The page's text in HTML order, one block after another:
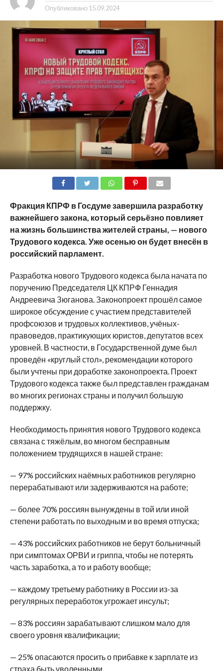
Опубликовано 15.09.2024
Фракция КПРФ в Госдуме завершила разработку
важнейшего закона, который серьёзно повлияет
на жизнь большинства жителей страны, — нового
Трудового кодекса. Уже осенью он будет внесён в
российский парламент.
Разработка нового Трудового кодекса была начата по
поручению Председателя ЦК КПРФ Геннадия
Андреевича Зюганова. Законопроект прошёл самое
широкое обсуждение с участием представителей
профсоюзов и трудовых коллективов, учёных-
правоведов, практикующих юристов, депутатов всех
уровней. В частности, в Государственной думе был
проведён «круглый стол», рекомендации которого
были учтены при доработке законопроекта. Проект
Трудового кодекса также был представлен гражданам
во многих регионах страны и получил большую
поддержку.
Необходимость принятия нового Трудового кодекса
связана с тяжёлым, во многом бесправным
положением трудящихся в нашей стране:
— 97% российских наёмных работников регулярно
перерабатывают или задерживаются на работе;
— более 70% россиян вынуждены в той или иной
степени работать по выходным и во время отпуска;
— 43% российских работников не берут больничный
при симптомах ОРВИ и гриппа, чтобы не потерять
часть заработка, а то и работу вообще;
— каждому третьему работнику в России из-за
регулярных переработок угрожает инсульт;
— 83% россиян зарабатывают слишком мало для
своего уровня квалификации;
— 25% опасаются просить о прибавке к зарплате из
страха быть уволенными.